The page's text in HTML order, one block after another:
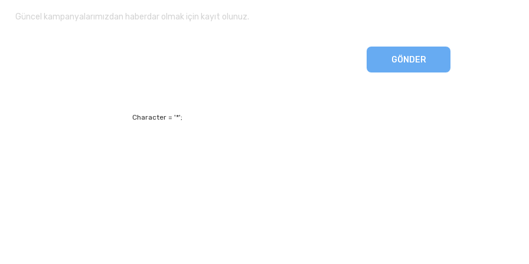
Güncel kampanyalarımızdan haberdar olmak için kayıt olunuz.
GÖNDER
Character = '*';